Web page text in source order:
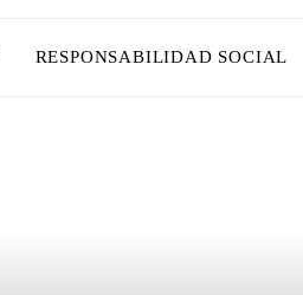
RESPONSABILIDAD SOCIAL